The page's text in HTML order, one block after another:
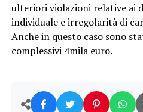
ulteriori violazioni relative ai
individuale e irregolarità di
Anche in questo caso sono
complessivi 4mila euro.